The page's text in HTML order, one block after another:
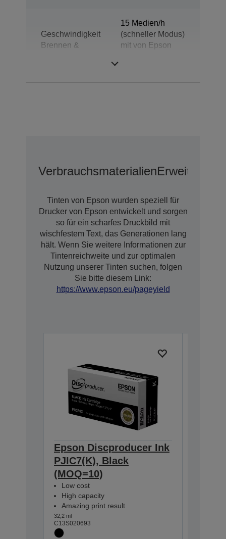
Geschwindigkeit
Brennen &
15 Medien/h
(schneller Modus)
mit von Epson
VerbrauchsmaterialienErweiterte
Tinten von Epson wurden speziell für
Drucker von Epson entwickelt und sorgen
so für ein scharfes Druckbild mit
wischfestem Text, das Generationen lang
hält. Wenn Sie weitere Informationen zur
Tintenreichweite und zur optimalen
Nutzung unserer Tinten suchen, folgen
Sie bitte diesem Link:
https://www.epson.eu/pageyield
Epson Discproducer Ink
PJIC7(K), Black
(MOQ=10)
Low cost
High capacity
Amazing print result
32,2 ml
C13S020693